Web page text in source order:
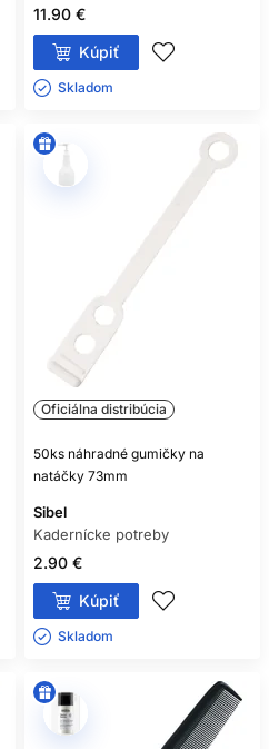
11.90 €
Kúpiť
Skladom ㅤ
Oficiálna distribúcia
50ks náhradné gumičky na
natáčky 73mm
Sibel
Kadernícke potreby
2.90 €
Kúpiť
Skladom ㅤ